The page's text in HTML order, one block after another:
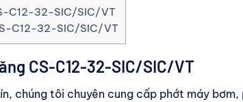
C12-32-SIC/SIC/VT
C12-32-SIC/SIC/VT
CS-C12-32-SIC/SIC/VT
chúng tôi chuyên cung cấp phớt máy